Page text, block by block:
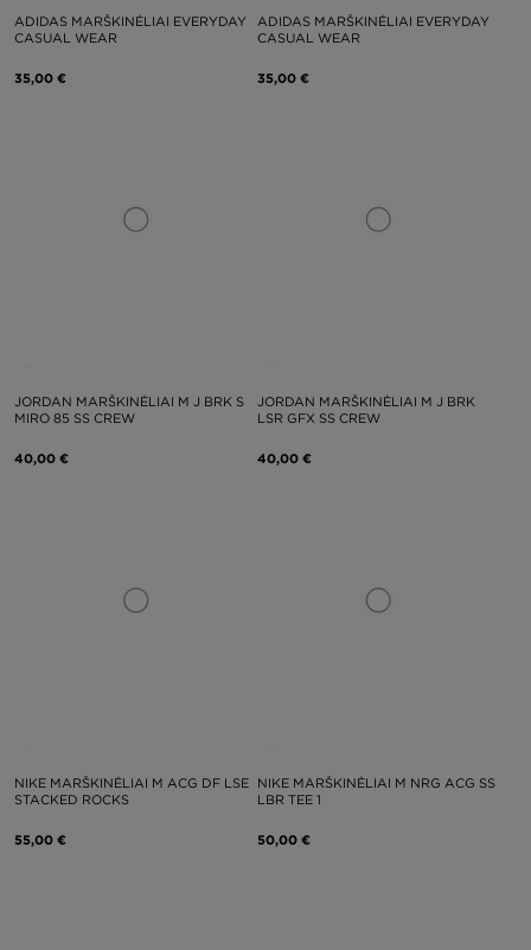
ADIDAS MARŠKINĖLIAI EVERYDAY
CASUAL WEAR
35,00 €
ADIDAS MARŠKINĖLIAI EVERYDAY
CASUAL WEAR
35,00 €
JORDAN MARŠKINĖLIAI M J BRK S
MIRO 85 SS CREW
40,00 €
JORDAN MARŠKINĖLIAI M J BRK
LSR GFX SS CREW
40,00 €
NIKE MARŠKINĖLIAI M ACG DF LSE
STACKED ROCKS
55,00 €
NIKE MARŠKINĖLIAI M NRG ACG SS
LBR TEE 1
50,00 €